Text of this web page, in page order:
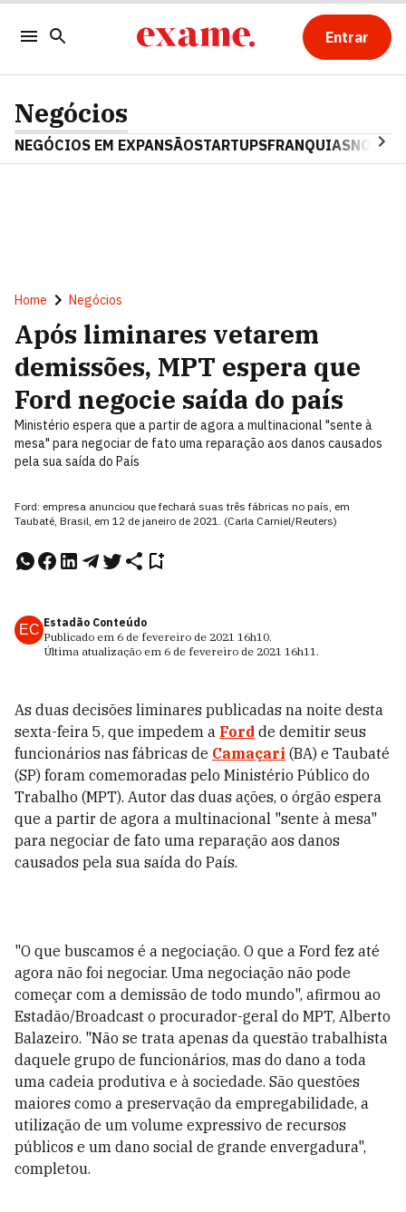
Entrar
Negócios
NEGÓCIOS EM EXPANSÃOSTARTUPSFRANQUIAS
Home Negócios
Após liminares vetarem
demissões, MPT espera que
Ford negocie saída do país
Ministério espera que a partir de agora a multinacional "sente à
mesa" para negociar de fato uma reparação aos danos causados
pela sua saída do País
Ford: empresa anunciou que fechará suas três fábricas no país, em
Taubaté, Brasil, em 12 de janeiro de 2021. (Carla Carniel/Reuters)
EC Estadão Conteúdo
Publicado em 6 de fevereiro de 2021 16h10.
Última atualização em 6 de fevereiro de 2021 16h11.
As duas decisões liminares publicadas na noite desta
sexta-feira 5, que impedem a Ford de demitir seus
funcionários nas fábricas de Camaçari (BA) e Taubaté
(SP) foram comemoradas pelo Ministério Público do
Trabalho (MPT). Autor das duas ações, o órgão espera
que a partir de agora a multinacional "sente à mesa"
para negociar de fato uma reparação aos danos
causados pela sua saída do País.
"O que buscamos é a negociação. O que a Ford fez até
agora não foi negociar. Uma negociação não pode
começar com a demissão de todo mundo", afirmou ao
Estadão/Broadcast o procurador-geral do MPT, Alberto
Balazeiro. "Não se trata apenas da questão trabalhista
daquele grupo de funcionários, mas do dano a toda
uma cadeia produtiva e à sociedade. São questões
maiores como a preservação da empregabilidade, a
utilização de um volume expressivo de recursos
públicos e um dano social de grande envergadura",
completou.